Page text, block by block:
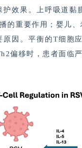
效果。上呼吸道
的重要作用；婴儿
因。平衡的T细胞
偏移时，患者面临